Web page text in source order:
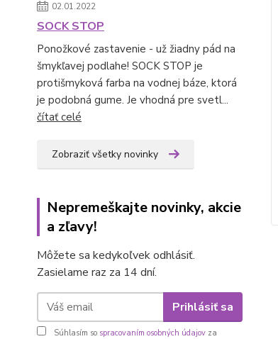
02.01.2022
SOCK STOP
Ponožkové zastavenie - už žiadny pád na
šmykľavej podlahe! SOCK STOP je
protišmyková farba na vodnej báze, ktorá
je podobná gume. Je vhodná pre svetl...
čítať celé
Zobraziť všetky novinky
Nepremeškajte novinky, akcie
a zľavy!
Môžete sa kedykoľvek odhlásiť.
Zasielame raz za 14 dní.
Prihlásiť sa
Súhlasím so spracovaním osobných údajov za